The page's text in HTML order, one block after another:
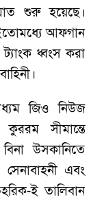
শুরু হয়েছে।
আফগান
ট্যাংক ধ্বংস করা
জিও নিউজ
কুররম সীমান্তে
বিনা উসকানিতে
এবং
ই তালিবান